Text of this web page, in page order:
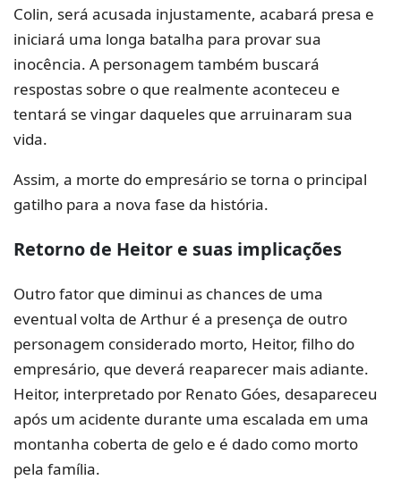
Colin, será acusada injustamente, acabará presa e
iniciará uma longa batalha para provar sua
inocência. A personagem também buscará
respostas sobre o que realmente aconteceu e
tentará se vingar daqueles que arruinaram sua
vida.
Assim, a morte do empresário se torna o principal
gatilho para a nova fase da história.
Retorno de Heitor e suas implicações
Outro fator que diminui as chances de uma
eventual volta de Arthur é a presença de outro
personagem considerado morto, Heitor, filho do
empresário, que deverá reaparecer mais adiante.
Heitor, interpretado por Renato Góes, desapareceu
após um acidente durante uma escalada em uma
montanha coberta de gelo e é dado como morto
pela família.